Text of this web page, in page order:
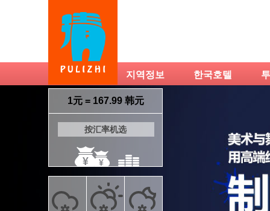
지역정보 한국호텔
1元 = 167.99 韩元
按汇率机选